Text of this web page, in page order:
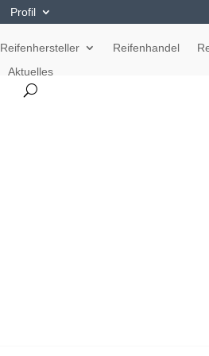
Profil
Reifenhersteller Reifenhandel
Aktuelles